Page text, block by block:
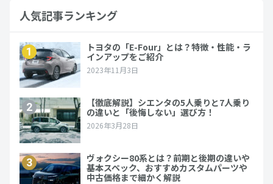
人気記事ランキング